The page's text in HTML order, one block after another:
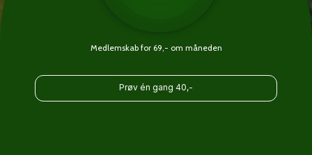
Medlemskab for 69,- om måneden
Prøv én gang 40,-